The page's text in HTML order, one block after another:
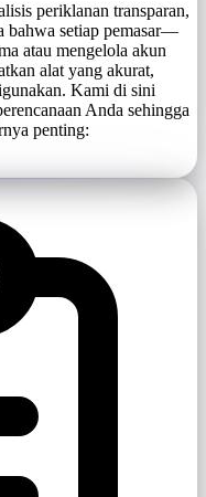
periklanan transparan,
bahwa setiap pemasar—
atau mengelola akun
alat yang akurat,
Kami di sini
Anda sehingga
penting: